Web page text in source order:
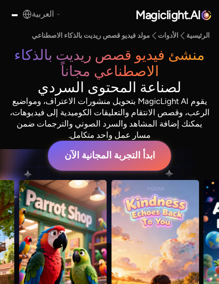
Magiclight.AI العربية
الرئيسية الأدوات مولد فيديو قصص ريديت بالذكاء الاصطناعي
منشئ فيديو قصص ريديت بالذكاء
الاصطناعي مجاناً
لصناعة المحتوى السردي
يقوم MagicLight AI بتحويل منشورات الاعتراف، ومواضيع
الرعب، وقصص الانتقام والتعليقات الكوميدية إلى فيديوهات،
يمكنك إضافة المشاهد والسرد الصوتي والترجمات ضمن
مسار عمل واحد متكامل.
ابدأ التجربة المجانية الآن